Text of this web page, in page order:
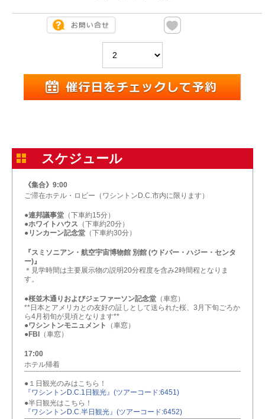
スケジュール
《集合》9:00
ご滞在ホテル・ロビー（ワシントンD.C.市内に限ります）
●連邦議事堂 （下車約15分）
●ホワイトハウス （下車約20分）
●リンカーン記念堂 （下車約30分）
『スミソニアン・航空宇宙博物館 別館 (ウドバー・ハジー・センタ
ー)』
＊見学時間は主要展示物の説明20分程度を含み2時間程となりま
す。
●桜並木通りおよびジェファーソン記念堂 （車窓）
**日本とアメリカとの友好の証しとして送られた桜、3月下旬ごろか
ら4月初旬が見頃となります**
●ワシントンモニュメント
（車窓）
●FBI （車窓）
17:00
ホテル帰着
●１日観光のみはこちら！
『ワシントンD.C.1日観光』(ツアーコード:6451)
●半日観光はこちら！
『ワシントンD.C.半日観光』(ツアーコード:6452)